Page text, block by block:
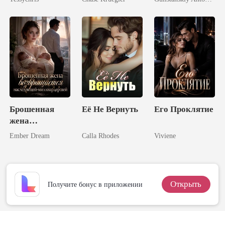
Брошенная
жена
возвращается
й
Ember Dream
Её Не Вернуть
Calla Rhodes
Его Проклятие
Viviene
Получите бонус в приложении Открыть